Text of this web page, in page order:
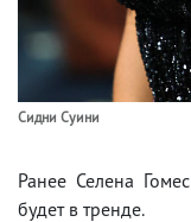
Сидни Суини
Ранее Селена Гомес
будет в тренде.